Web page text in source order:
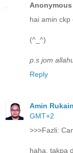
Anonymous
hai amin
(^_^)
p.s jom
Reply
Amin
GMT+2
>>>Fazli:
haha, takpa